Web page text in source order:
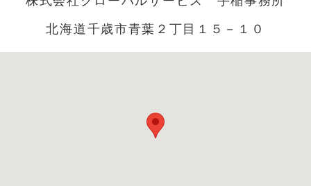
北海道千歳市青葉２丁目１５－１０